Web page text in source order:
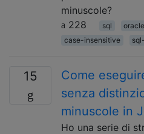
minuscole?
228
sql oracle
case-insensitive
15
Come
senza
minuscole in
Ho una serie di